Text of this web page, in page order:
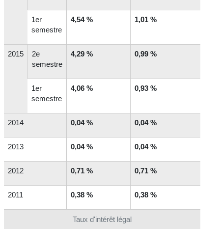
Taux d'intérêt légal
1er
semestre
4,54 % 1,01 %
2015 2e
semestre
4,29 % 0,99 %
1er
semestre
4,06 % 0,93 %
2014 0,04 % 0,04 %
2013 0,04 % 0,04 %
2012 0,71 % 0,71 %
2011 0,38 % 0,38 %